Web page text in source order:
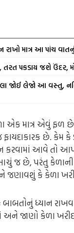
રાખો માત્ર આ પાંચ
પકડાય જશે ઉંદર,
જોઈ લેજો આ વસ્તુ,
માત્ર એવું ફળ છે
છે. કેમ
કરવામાં આવે તો
જ છે, પરંતુ કેળાની
કે કેળા
બાબતોનું ધ્યાન
જાણો કેળા